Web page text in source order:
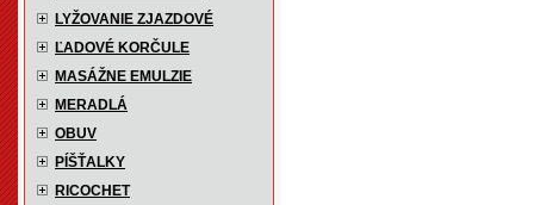
LYŽOVANIE ZJAZDOVÉ
ĽADOVÉ KORČULE
MASÁŽNE EMULZIE
MERADLÁ
OBUV
PÍŠŤALKY
RICOCHET